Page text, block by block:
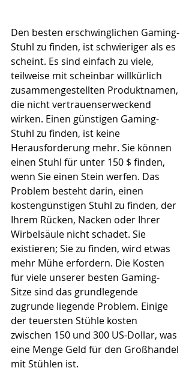
Den besten erschwinglichen Gaming-
Stuhl zu finden, ist schwieriger als es
scheint. Es sind einfach zu viele,
teilweise mit scheinbar willkürlich
zusammengestellten Produktnamen,
die nicht vertrauenserweckend
wirken. Einen günstigen Gaming-
Stuhl zu finden, ist keine
Herausforderung mehr. Sie können
einen Stuhl für unter 150 $ finden,
wenn Sie einen Stein werfen. Das
Problem besteht darin, einen
kostengünstigen Stuhl zu finden, der
Ihrem Rücken, Nacken oder Ihrer
Wirbelsäule nicht schadet. Sie
existieren; Sie zu finden, wird etwas
mehr Mühe erfordern. Die Kosten
für viele unserer besten Gaming-
Sitze sind das grundlegende
zugrunde liegende Problem. Einige
der teuersten Stühle kosten
zwischen 150 und 300 US-Dollar, was
eine Menge Geld für den Großhandel
mit Stühlen ist.